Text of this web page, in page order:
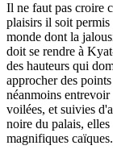
Il ne faut pas croire
plaisirs il soit permis
monde dont la
doit se rendre à
des hauteurs qui
approcher des
néanmoins
voilées, et suivies
noire du palais,
magnifiques caïques.